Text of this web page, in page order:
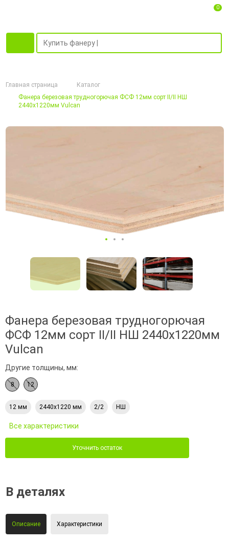
0
Главная страница
Каталог
Фанера березовая трудногорючая ФСФ 12мм сорт II/II НШ
2440х1220мм Vulcan
Фанера березовая трудногорючая
ФСФ 12мм сорт II/II НШ 2440х1220мм
Vulcan
Другие толщины, мм:
8 12
12 мм 2440х1220 мм 2/2 НШ
Все характеристики
Уточнить остаток
В деталях
Описание Характеристики